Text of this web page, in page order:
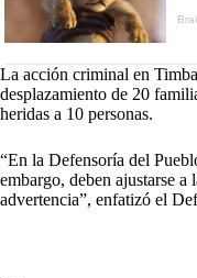
La acción criminal en
desplazamiento de 20
heridas a 10 personas.
“En la Defensoría del
embargo, deben ajustarse a
advertencia”, enfatizó el